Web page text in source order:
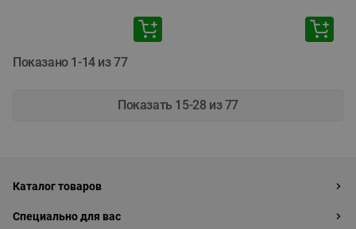
Показано 1-14 из 77
Показать 15-28 из 77
Каталог товаров
Специально для вас